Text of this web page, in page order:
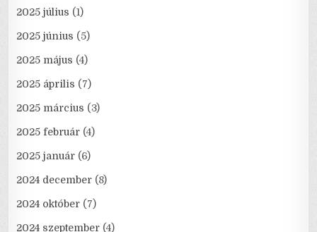
2025 július (1)
2025 június (5)
2025 május (4)
2025 április (7)
2025 március (3)
2025 február (4)
2025 január (6)
2024 december (8)
2024 október (7)
2024 szeptember (4)